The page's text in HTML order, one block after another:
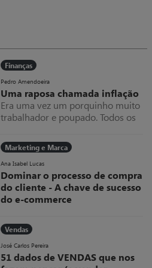
Finanças
Pedro Amendoeira
Uma raposa chamada inflação
Era uma vez um porquinho muito
trabalhador e poupado. Todos os
ganhava dentro do seu colchão,
que cada vez ficava mais grosso.
Uma raposa chamada inflação
Marketing e Marca
Ana Isabel Lucas
Dominar o processo de compra
do cliente - A chave de sucesso
do e-commerce
“se não domino a bola, como posso
marcar golos?”. Esta metáfora
deveria ser uma linha de
orientação em tudo o que se
Vendas
José Carlos Pereira
51 dados de VENDAS que nos